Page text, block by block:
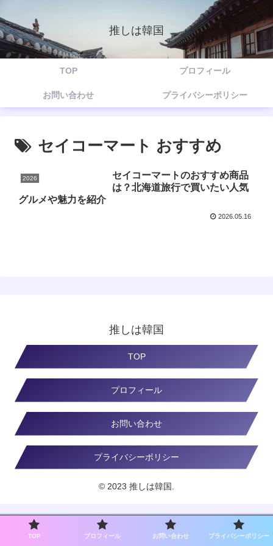
推しは韓国
TOP プロフィール
お問い合わせ プライバシーポリシー
セイコーマート おすすめ
2026
セイコーマートのおすすめ商品
は？北海道旅行で買いたい人気
グルメや魅力を紹介
2026.05.16
推しは韓国
TOP
プロフィール
お問い合わせ
プライバシーポリシー
© 2023 推しは韓国.
TOP プロフィール お問い合わせ プライバシーポリシー